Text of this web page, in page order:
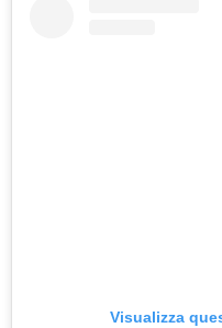
Visualizza